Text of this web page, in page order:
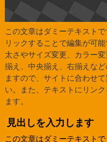
この文章はダミーテキスト
リックすることで編集が可
太さやサイズ変更、カラー
揃え、中央揃え、右揃えな
ますので、サイトに合わせ
い。また、テキストにリン
ます。
見出しを入力します
この文章はダミーテキストで